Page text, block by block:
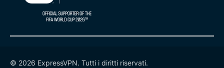
© 2026 ExpressVPN. Tutti i diritti riservati.